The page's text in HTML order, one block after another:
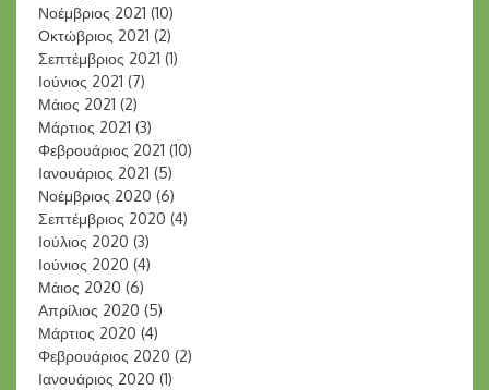
Νοέμβριος 2021 (10)
Οκτώβριος 2021 (2)
Σεπτέμβριος 2021 (1)
Ιούνιος 2021 (7)
Μάιος 2021 (2)
Μάρτιος 2021 (3)
Φεβρουάριος 2021 (10)
Ιανουάριος 2021 (5)
Νοέμβριος 2020 (6)
Σεπτέμβριος 2020 (4)
Ιούλιος 2020 (3)
Ιούνιος 2020 (4)
Μάιος 2020 (6)
Απρίλιος 2020 (5)
Μάρτιος 2020 (4)
Φεβρουάριος 2020 (2)
Ιανουάριος 2020 (1)